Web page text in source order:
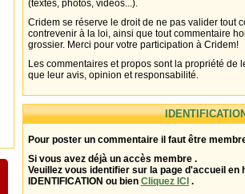
(textes, photos, vidéos...).
Cridem se réserve le droit de ne pas valider tout
contrevenir à la loi, ainsi que tout commentaire
grossier. Merci pour votre participation à Cridem!
Les commentaires et propos sont la propriété de
que leur avis, opinion et responsabilité.
Pour poster un commentaire il faut être
Si vous avez déjà un accès membre .
Veuillez vous identifier sur la page d'accueil en
IDENTIFICATION ou bien Cliquez ICI .